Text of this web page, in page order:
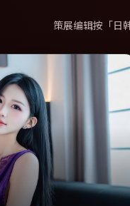
策展编辑按「日